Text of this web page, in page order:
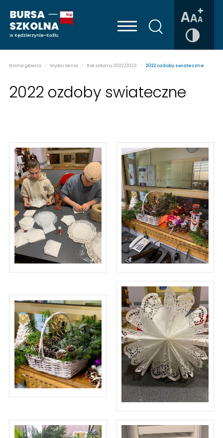
Strona główna > Wydarzenia > Rok szkolny 2022/2023 > 2022 ozdoby swiateczne
2022 ozdoby swiateczne